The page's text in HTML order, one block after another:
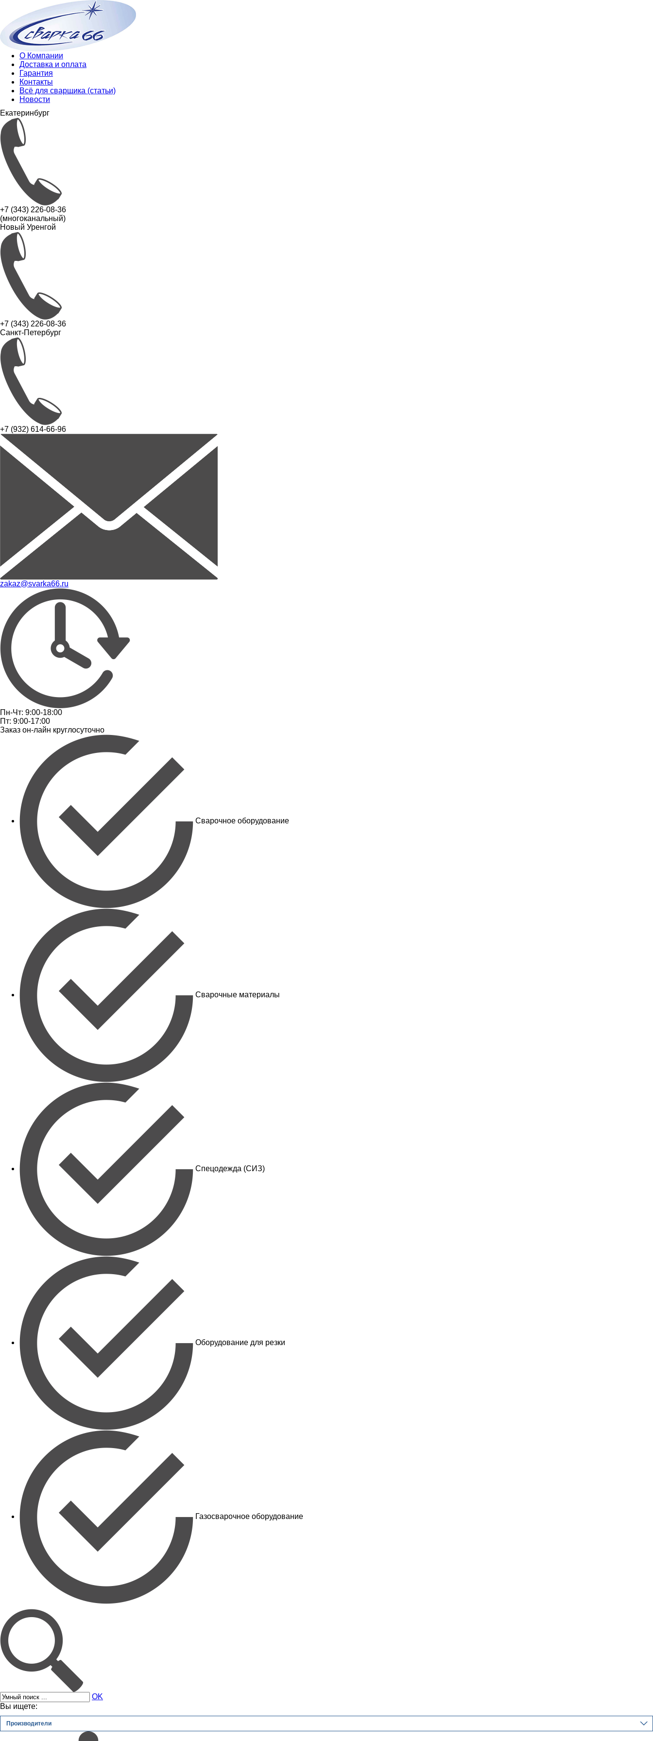
О Компании
Доставка и оплата
Гарантия
Контакты
Всё для сварщика (статьи)
Новости
Екатеринбург
+7 (343) 226-08-36
(многоканальный)
Новый Уренгой
+7 (343) 226-08-36
Санкт-Петербург
+7 (932) 614-66-96
zakaz@svarka66.ru
Пн-Чт: 9:00-18:00
Пт: 9:00-17:00
Заказ он-лайн круглосуточно
Сварочное оборудование
Сварочные материалы
Спецодежда (СИЗ)
Оборудование для резки
Газосварочное оборудование
OK
Вы ищете:
Производители